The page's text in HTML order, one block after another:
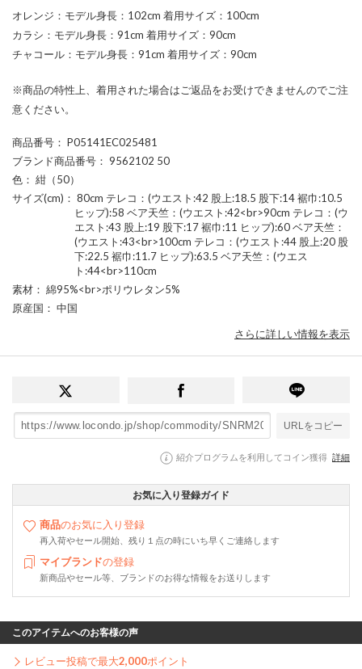
オレンジ：モデル身長：102cm 着用サイズ：100cm
カラシ：モデル身長：91cm 着用サイズ：90cm
チャコール：モデル身長：91cm 着用サイズ：90cm
※商品の特性上、着用された場合はご返品をお受けできませんのでご注
意ください。
商品番号 ： P05141EC025481
ブランド商品番号 ： 9562102 50
色 ： 紺（50）
サイズ(cm) ： 80cm テレコ：(ウエスト:42 股上:18.5 股下:14 裾巾:10.5
ヒップ):58 ベア天竺：(ウエスト:42<br>90cm テレコ：(ウ
エスト:43 股上:19 股下:17 裾巾:11 ヒップ):60 ベア天竺：
(ウエスト:43<br>100cm テレコ：(ウエスト:44 股上:20 股
下:22.5 裾巾:11.7 ヒップ):63.5 ベア天竺：(ウエス
ト:44<br>110cm
素材 ： 綿95%<br>ポリウレタン5%
原産国 ： 中国
さらに詳しい情報を表示
URLをコピー
紹介プログラムを利用してコイン獲得 詳細
お気に入り登録ガイド
商品のお気に入り登録
再入荷やセール開始、残り１点の時にいち早くご連絡します
マイブランドの登録
新商品やセール等、ブランドのお得な情報をお送りします
このアイテムへのお客様の声
レビュー投稿で最大2,000ポイント